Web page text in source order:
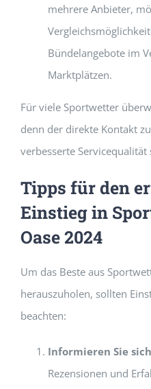
mehrere Anbieter,
Bündelangebote im
Marktplätzen.
Für viele Sportwetter
denn der direkte Kontakt
verbesserte Servicequalität
Tipps für den
Einstieg in
Oase 2024
Um das Beste aus
herauszuholen, sollten
beachten:
Informieren Sie
Rezensionen und